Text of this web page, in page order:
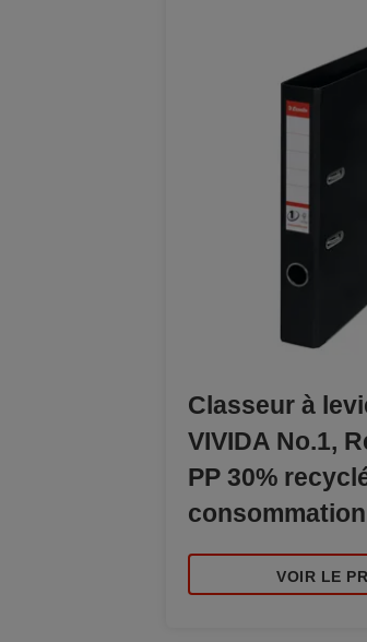
Classeur à
VIVIDA No.1,
PP 30%
consommation
VOIR LE